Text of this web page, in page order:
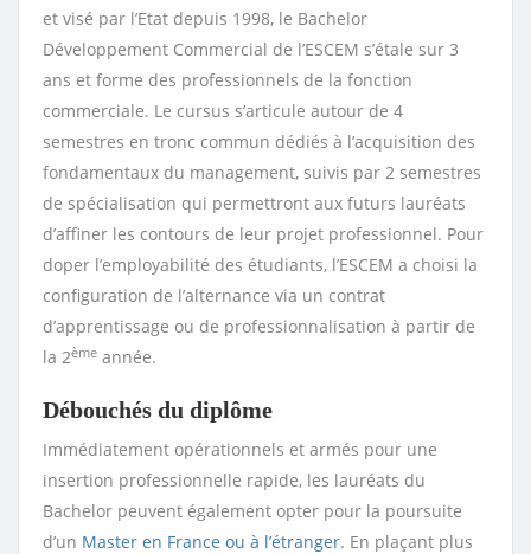
et visé par l’Etat depuis 1998, le Bachelor
Développement Commercial de l’ESCEM s’étale sur 3
ans et forme des professionnels de la fonction
commerciale. Le cursus s’articule autour de 4
semestres en tronc commun dédiés à l’acquisition des
fondamentaux du management, suivis par 2 semestres
de spécialisation qui permettront aux futurs lauréats
d’affiner les contours de leur projet professionnel. Pour
doper l’employabilité des étudiants, l’ESCEM a choisi la
configuration de l’alternance via un contrat
d’apprentissage ou de professionnalisation à partir de
la 2ème année.
Débouchés du diplôme
Immédiatement opérationnels et armés pour une
insertion professionnelle rapide, les lauréats du
Bachelor peuvent également opter pour la poursuite
d’un Master en France ou à l’étranger. En plaçant plus